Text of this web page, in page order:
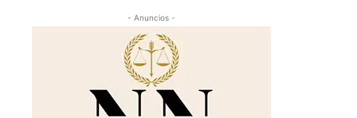
- Anuncios -